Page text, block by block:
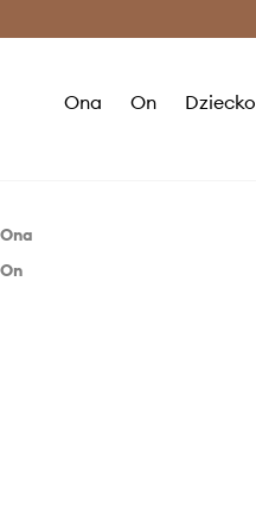
Ona On Dziecko
Ona
On